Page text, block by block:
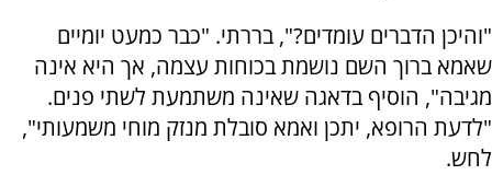
"והיכן הדברים עומדים?", בררתי. "כבר כמעט יומיים
שאמא ברוך השם נושמת בכוחות עצמה, אך היא אינה
מגיבה", הוסיף בדאגה שאינה משתמעת לשתי פנים.
"לדעת הרופא, יתכן ואמא סובלת מנזק מוחי משמעותי",
לחש.